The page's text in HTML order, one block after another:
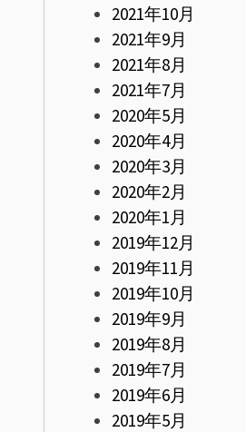
2021年10月
2021年9月
2021年8月
2021年7月
2020年5月
2020年4月
2020年3月
2020年2月
2020年1月
2019年12月
2019年11月
2019年10月
2019年9月
2019年8月
2019年7月
2019年6月
2019年5月